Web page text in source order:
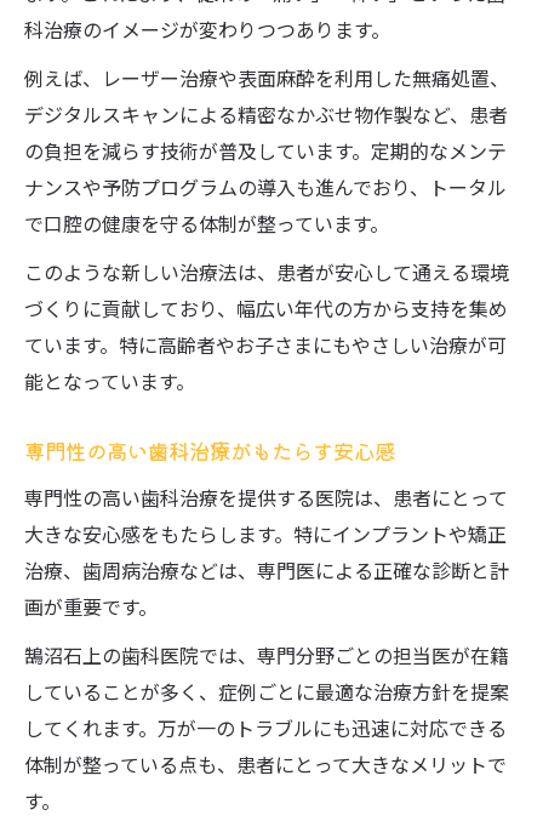
科治療のイメージが変わりつつあります。
例えば、レーザー治療や表面麻酔を利用した無痛処置、
デジタルスキャンによる精密なかぶせ物作製など、患者
の負担を減らす技術が普及しています。定期的なメンテ
ナンスや予防プログラムの導入も進んでおり、トータル
で口腔の健康を守る体制が整っています。
このような新しい治療法は、患者が安心して通える環境
づくりに貢献しており、幅広い年代の方から支持を集め
ています。特に高齢者やお子さまにもやさしい治療が可
能となっています。
専門性の高い歯科治療がもたらす安心感
専門性の高い歯科治療を提供する医院は、患者にとって
大きな安心感をもたらします。特にインプラントや矯正
治療、歯周病治療などは、専門医による正確な診断と計
画が重要です。
鵠沼石上の歯科医院では、専門分野ごとの担当医が在籍
していることが多く、症例ごとに最適な治療方針を提案
してくれます。万が一のトラブルにも迅速に対応できる
体制が整っている点も、患者にとって大きなメリットで
す。